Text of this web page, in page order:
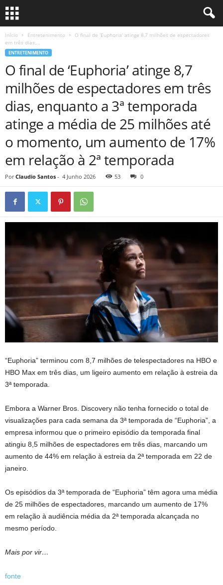
Início Entretenimento
O final de ‘Euphoria’ atinge 8,7 milhões de espectadores
em três dias,...
ENTRETENIMENTO
O final de ‘Euphoria’ atinge 8,7
milhões de espectadores em três
dias, enquanto a 3ª temporada
atinge a média de 25 milhões até
o momento, um aumento de 17%
em relação à 2ª temporada
Por Claudio Santos - 4 Junho 2026 53 0
“Euphoria” terminou com 8,7 milhões de telespectadores na HBO e
HBO Max em três dias, um ligeiro aumento em relação à estreia da
3ª temporada.
Embora a Warner Bros. Discovery não tenha fornecido o total de
visualizações para cada semana da 3ª temporada de “Euphoria”, a
empresa informou que o primeiro episódio da temporada final
atingiu 8,5 milhões de espectadores em três dias, marcando um
aumento de 44% em relação à estreia da 2ª temporada em 22 de
janeiro.
Os episódios da 3ª temporada de “Euphoria” têm agora uma média
de 25 milhões de espectadores, marcando um aumento de 17%
em relação à audiência média da 2ª temporada alcançada no
mesmo período.
Mais por vir…
fonte